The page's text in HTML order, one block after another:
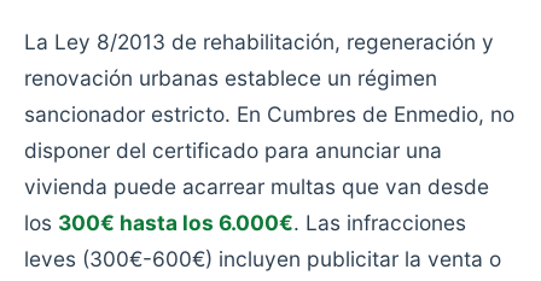
La Ley 8/2013 de rehabilitación, regeneración y
renovación urbanas establece un régimen
sancionador estricto. En Cumbres de Enmedio, no
disponer del certificado para anunciar una
vivienda puede acarrear multas que van desde
los 300€ hasta los 6.000€. Las infracciones
leves (300€-600€) incluyen publicitar la venta o